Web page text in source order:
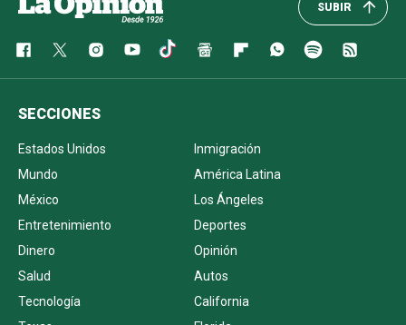
SUBIR
SECCIONES
Estados Unidos
Inmigración
Mundo
América Latina
México
Los Ángeles
Entretenimiento
Deportes
Dinero
Opinión
Salud
Autos
Tecnología
California